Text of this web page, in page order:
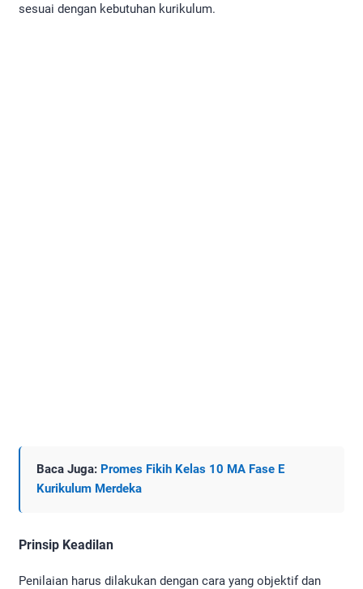
sesuai dengan kebutuhan kurikulum.
Baca Juga: Promes Fikih Kelas 10 MA Fase E
Kurikulum Merdeka
Prinsip Keadilan
Penilaian harus dilakukan dengan cara yang objektif dan